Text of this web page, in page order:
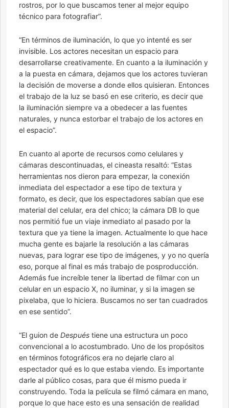
rostros, por lo que buscamos tener al mejor equipo
técnico para fotografiar”.
“En términos de iluminación, lo que yo intenté es ser
invisible. Los actores necesitan un espacio para
desarrollarse creativamente. En cuanto a la iluminación y
a la puesta en cámara, dejamos que los actores tuvieran
la decisión de moverse a donde ellos quisieran. Entonces
el trabajo de la luz se basó en ese criterio, es decir que
la iluminación siempre va a obedecer a las fuentes
naturales, y nunca estorbar el trabajo de los actores en
el espacio”.
En cuanto al aporte de recursos como celulares y
cámaras descontinuadas, el cineasta resaltó: “Estas
herramientas nos dieron para empezar, la conexión
inmediata del espectador a ese tipo de textura y
formato, es decir, que los espectadores sabían que ese
material del celular, era del chico; la cámara DB lo que
nos permitió fue un viaje inmediato al pasado por la
textura que ya tiene la imagen. Actualmente lo que hace
mucha gente es bajarle la resolución a las cámaras
nuevas, para lograr ese tipo de imágenes, y yo no quería
eso, porque al final es más trabajo de posproducción.
Además fue increíble tener la libertad de filmar con un
celular en un espacio X, no iluminar, y si la imagen se
pixelaba, que lo hiciera. Buscamos no ser tan cuadrados
en ese sentido”.
“El guion de Después tiene una estructura un poco
convencional a lo acostumbrado. Uno de los propósitos
en términos fotográficos era no dejarle claro al
espectador qué es lo que estaba viendo. Es importante
darle al público cosas, para que él mismo pueda ir
construyendo. Toda la película se filmó cámara en mano,
porque lo que hace esto es una sensación de realidad